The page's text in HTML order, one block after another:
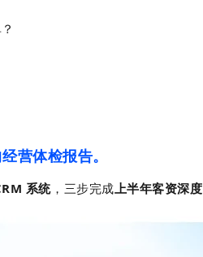
营体检报告。
系统，三步完成 上半年客资深